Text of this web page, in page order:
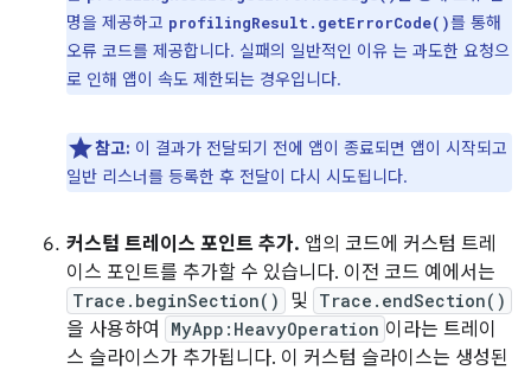
명을 제공하고 profilingResult.getErrorCode()를 통해
오류 코드를 제공합니다. 실패의 일반적인 이유 는 과도한 요청으
로 인해 앱이 속도 제한되는 경우입니다.
참고: 이 결과가 전달되기 전에 앱이 종료되면 앱이 시작되고
일반 리스너를 등록한 후 전달이 다시 시도됩니다.
커스텀 트레이스 포인트 추가. 앱의 코드에 커스텀 트레
이스 포인트를 추가할 수 있습니다. 이전 코드 예에서는
Trace.beginSection() 및 Trace.endSection()
을 사용하여 MyApp:HeavyOperation 이라는 트레이
스 슬라이스가 추가됩니다. 이 커스텀 슬라이스는 생성된